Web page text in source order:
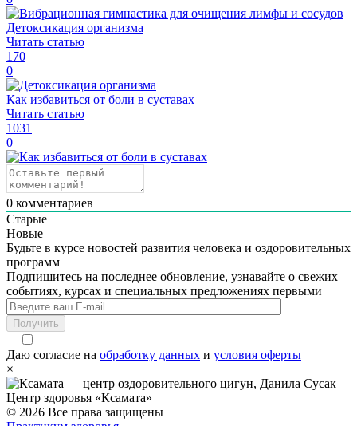
Детоксикация организма
Читать статью
170
0
Как избавиться от боли в суставах
Читать статью
1031
0
0 комментариев
Старые
Новые
Будьте в курсе новостей развития человека и оздоровительных
программ
Подпишитесь на последнее обновление, узнавайте о свежих
событиях, курсах и специальных предложениях первыми
Получить
Даю согласие на обработку данных и условия оферты
×
Центр здоровья «Ксамата»
© 2026 Все права защищены